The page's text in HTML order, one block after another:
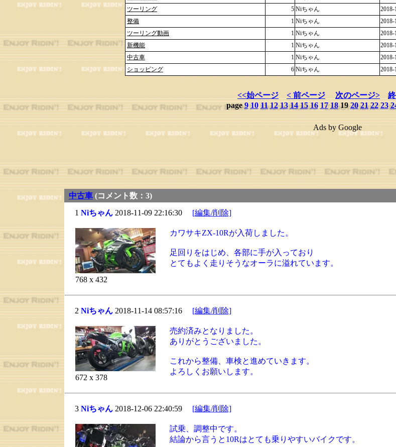
ツーリング
5 Niちゃん 2018-
整備
1 Niちゃん 2018-
ツーリング動画
1 Niちゃん 2018-
新機能
1 Niちゃん 2018-
中古車
1 Niちゃん 2018-
ショッピング
6 Niちゃん 2018-
<<始ページ < 前ページ 次のページ>
page9 10 11 12 13 14 15 16 17 181920 21 22 23
Ads by Google
中古車 (コメント数：3)
1 Niちゃん 2018-11-09 22:16:30 [編集/削除]
768 x 432
カワサキZX-10Rが入荷しました。
足回りをはじめ、各部に手が入っており
とてもよく走りそうなオーラに溢れています。
2 Niちゃん 2018-11-14 08:57:16 [編集/削除]
672 x 378
売約済みとなりました。
ありがとうございました。
これから整備、車検と進めていきます。
よろしくお願いします。
3 Niちゃん 2018-12-06 22:40:59 [編集/削除]
試乗、調整中です。
結論から言うと10Rはとても乗りやすいバイクです。